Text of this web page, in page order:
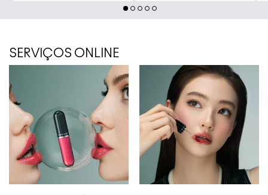
SERVIÇOS ONLINE